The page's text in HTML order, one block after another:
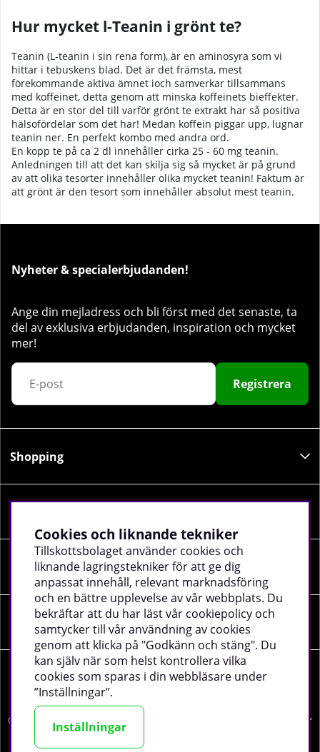
Hur mycket l-Teanin i grönt te?
Teanin (L-teanin i sin rena form), är en aminosyra som vi
hittar i tebuskens blad. Det är det främsta, mest
förekommande aktiva ämnet ioch samverkar tillsammans
med koffeinet, detta genom att minska koffeinets bieffekter.
Detta är en stor del till varför grönt te extrakt har så positiva
hälsofördelar som det har! Medan koffein piggar upp, lugnar
teanin ner. En perfekt kombo med andra ord.
En kopp te på ca 2 dl innehåller cirka 25 - 60 mg teanin.
Anledningen till att det kan skilja sig så mycket är på grund
av att olika tesorter innehåller olika mycket teanin! Faktum är
att grönt är den tesort som innehåller absolut mest teanin.
Nyheter & specialerbjudanden!
Ange din mejladress och bli först med det senaste, ta
del av exklusiva erbjudanden, inspiration och mycket
mer!
Registrera
Shopping
Sociala medier
Företagsuppgifter
© 2026 tillskottsbolaget.se. Vi använder cookies -
läs mer
Cookies och liknande tekniker
Tillskottsbolaget använder cookies och
liknande lagringstekniker för att ge dig
anpassat innehåll, relevant marknadsföring
och en bättre upplevelse av vår webbplats. Du
bekräftar att du har läst vår cookiepolicy och
samtycker till vår användning av cookies
genom att klicka på "Godkänn och stäng". Du
kan själv när som helst kontrollera vilka
cookies som sparas i din webbläsare under
”Inställningar”.
Inställningar